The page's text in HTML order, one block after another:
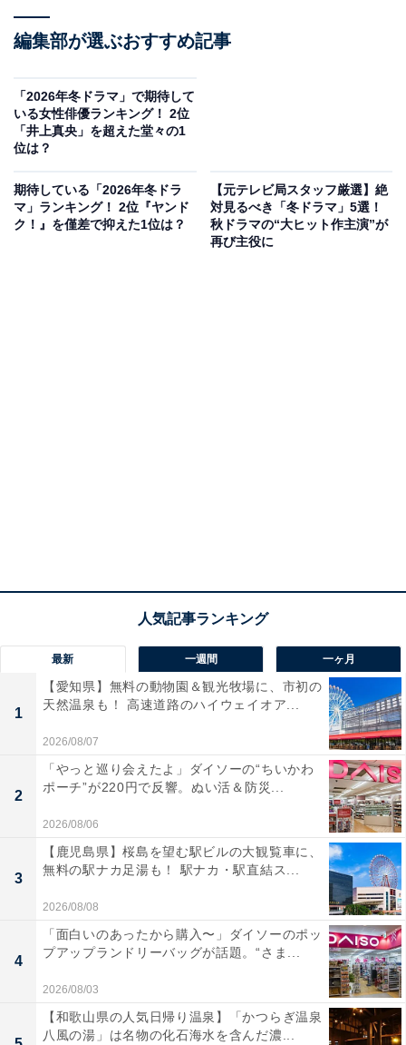
編集部が選ぶおすすめ記事
「2026年冬ドラマ」で期待して
いる女性俳優ランキング！ 2位
「井上真央」を超えた堂々の1
位は？
期待している「2026年冬ドラ
マ」ランキング！ 2位『ヤンド
ク！』を僅差で抑えた1位は？
【元テレビ局スタッフ厳選】絶
対見るべき「冬ドラマ」5選！
秋ドラマの“大ヒット作主演”が
再び主役に
最新 一週間 一ヶ月
1
【愛知県】無料の動物園＆観光牧場に、市初の
天然温泉も！ 高速道路のハイウェイオア...
2026/08/07
2
「やっと巡り会えたよ」ダイソーの“ちいかわ
ポーチ”が220円で反響。ぬい活＆防災...
2026/08/06
3
【鹿児島県】桜島を望む駅ビルの大観覧車に、
無料の駅ナカ足湯も！ 駅ナカ・駅直結ス...
2026/08/08
4
「面白いのあったから購入〜」ダイソーのポッ
プアップランドリーバッグが話題。“さま...
2026/08/03
【和歌山県の人気日帰り温泉】「かつらぎ温泉
八風の湯」は名物の化石海水を含んだ濃...